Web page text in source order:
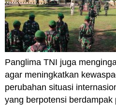
Panglima TNI juga
agar meningkatkan
perubahan situasi
yang berpotensi